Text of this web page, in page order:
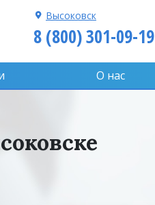
Высоковск
8 (800) 301-09-19
О нас